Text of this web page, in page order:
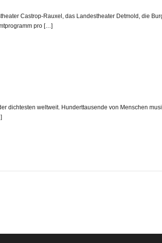
Castrop-Rauxel, das Landestheater Detmold, die
pro […]
dichtesten weltweit. Hunderttausende von Menschen